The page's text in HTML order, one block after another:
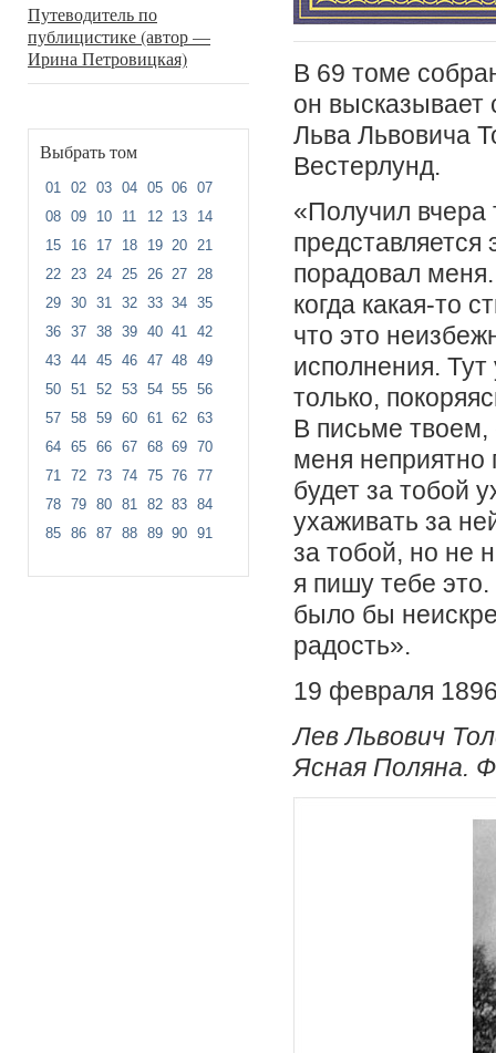
Путеводитель по
публицистике (автор —
Ирина Петровицкая)
Выбрать том
01 02 03 04 05 06
07
08 09 10 11 12 13
14
15
16 17 18 19 20
21
22
23 24 25 26 27
28
29 30 31 32 33 34
35
36 37 38 39 40 41
42
43 44 45 46 47 48
49
50 51 52 53 54 55
56
57 58 59 60 61 62
63
64 65 66 67 68 69
70
71
72 73 74 75 76
77
78 79 80 81 82 83
84
85 86 87 88 89 90 91
В 69 томе
он
Льва Львовича
Вестерлунд.
«Получил
порадовал
когда какая-то
что это
исполнения.
только,
В письме твоем,
меня неприятно
будет за тобой
ухаживать за
за тобой, но не
я пишу тебе
было бы
радость».
19 февраля
Лев Львович
Ясная Поляна.